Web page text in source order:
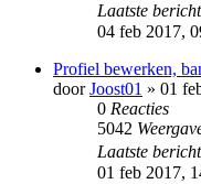
Laatste bericht
04 feb 2017,
Profiel bewerken,
doorJoost01 » 01
0 Reacties
5042
Laatste bericht
01 feb 2017,